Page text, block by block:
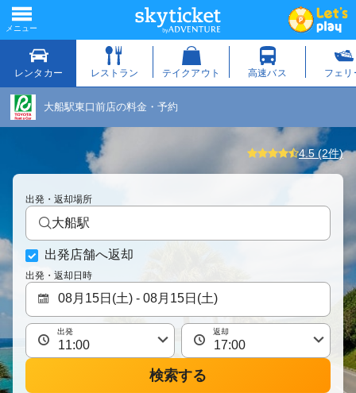
大船駅東口前店の料金・予約
4.5 (2件)
出発・返却場所
大船駅
出発店舗へ返却
出発・返却日時
出発 返却
検索する